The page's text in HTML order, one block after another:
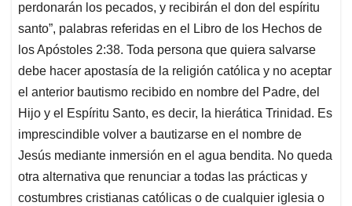
perdonarán los pecados, y recibirán el don del espíritu
santo”, palabras referidas en el Libro de los Hechos de
los Apóstoles 2:38. Toda persona que quiera salvarse
debe hacer apostasía de la religión católica y no aceptar
el anterior bautismo recibido en nombre del Padre, del
Hijo y el Espíritu Santo, es decir, la hierática Trinidad. Es
imprescindible volver a bautizarse en el nombre de
Jesús mediante inmersión en el agua bendita. No queda
otra alternativa que renunciar a todas las prácticas y
costumbres cristianas católicas o de cualquier iglesia o